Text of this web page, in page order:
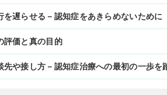
を遅らせる－認知症をあきらめないために
評価と真の目的
先や接し方－認知症治療への最初の一歩を